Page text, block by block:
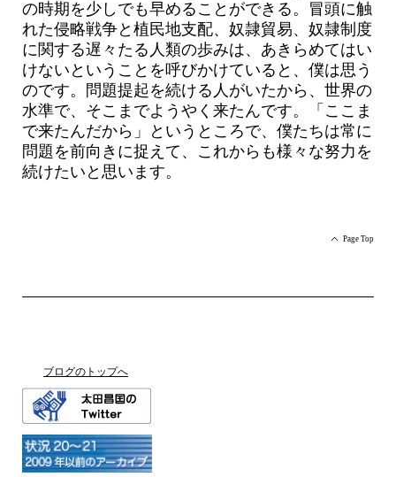
の時期を少しでも早めることができる。冒頭に触
れた侵略戦争と植民地支配、奴隷貿易、奴隷制度
に関する遅々たる人類の歩みは、あきらめてはい
けないということを呼びかけていると、僕は思う
のです。問題提起を続ける人がいたから、世界の
水準で、そこまでようやく来たんです。「ここま
で来たんだから」というところで、僕たちは常に
問題を前向きに捉えて、これからも様々な努力を
続けたいと思います。
Page Top
ブログのトップへ